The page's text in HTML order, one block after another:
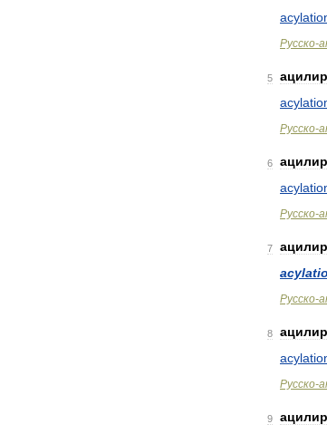
Русско-
5
Русско-
6
Русско-
7
Русско-
8
Русско-
9